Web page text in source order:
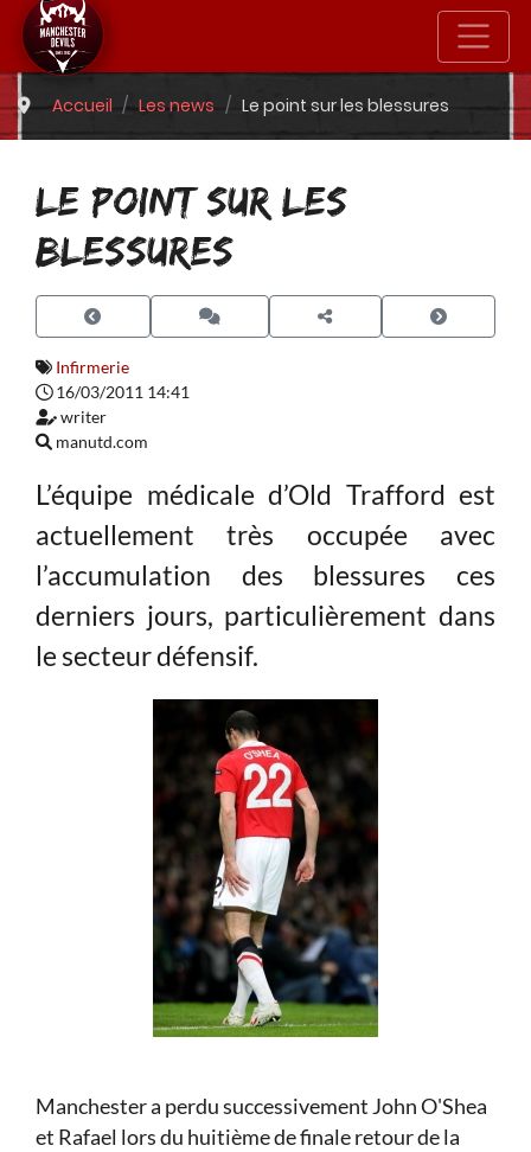
Accueil Les news Le point sur les blessures
LE POINT SUR LES
BLESSURES
Infirmerie
16/03/2011 14:41
writer
manutd.com
L’équipe médicale d’Old Trafford est
actuellement très occupée avec
l’accumulation des blessures ces
derniers jours, particulièrement dans
le secteur défensif.
Manchester a perdu successivement John O'Shea
et Rafael lors du huitième de finale retour de la